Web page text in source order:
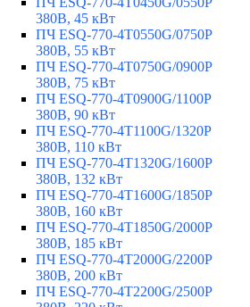
380В, 45 кВт
ПЧ ESQ-770-4T0550G/0750P
380В, 55 кВт
ПЧ ESQ-770-4T0750G/0900P
380В, 75 кВт
ПЧ ESQ-770-4T0900G/1100P
380В, 90 кВт
ПЧ ESQ-770-4T1100G/1320P
380В, 110 кВт
ПЧ ESQ-770-4T1320G/1600P
380В, 132 кВт
ПЧ ESQ-770-4T1600G/1850P
380В, 160 кВт
ПЧ ESQ-770-4T1850G/2000P
380В, 185 кВт
ПЧ ESQ-770-4T2000G/2200P
380В, 200 кВт
ПЧ ESQ-770-4T2200G/2500P